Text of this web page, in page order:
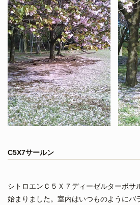
C5X7サールン
シトロエンＣ５Ｘ７ディーゼルターボサ
始まりました。室内はいつものようにバ